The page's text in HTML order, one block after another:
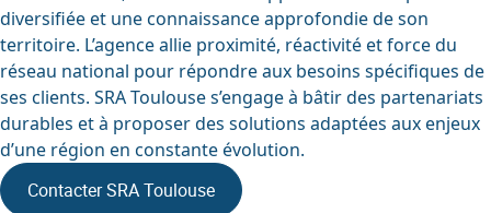
diversifiée et une connaissance approfondie de son
territoire. L’agence allie proximité, réactivité et force du
réseau national pour répondre aux besoins spécifiques de
ses clients. SRA Toulouse s’engage à bâtir des partenariats
durables et à proposer des solutions adaptées aux enjeux
d’une région en constante évolution.
Contacter SRA Toulouse